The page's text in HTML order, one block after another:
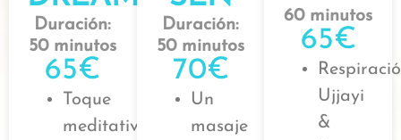
Duración:
50 minutos
65€
Toque
meditativo
Duración:
50 minutos
70€
Un
masaje
60 minutos
65€
Ujjayi
&